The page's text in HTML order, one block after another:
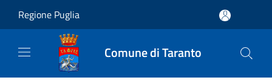
Regione Puglia
Comune di Taranto